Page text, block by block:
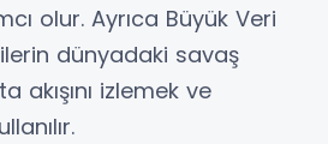
olur. Ayrıca Büyük Veri
dünyadaki savaş
akışını izlemek ve